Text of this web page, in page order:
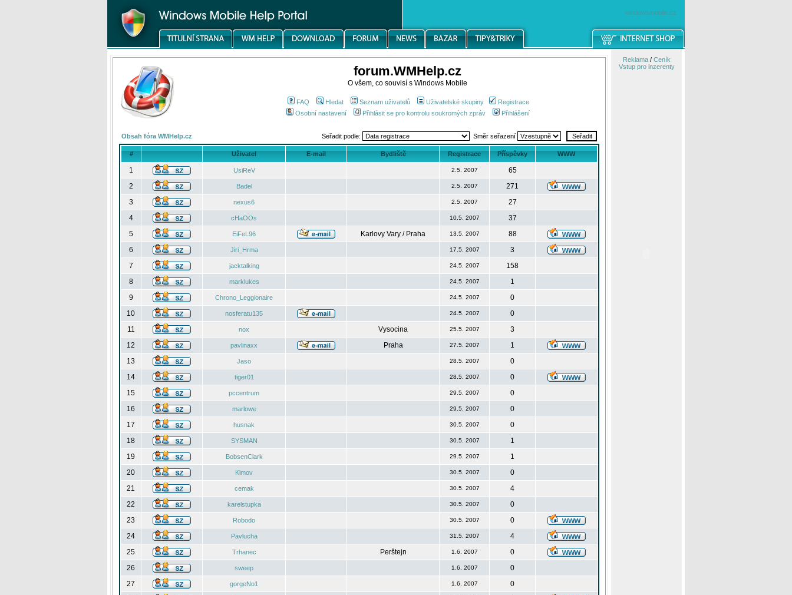
windowsmobile.cz
forum.WMHelp.cz
O všem, co souvisí s Windows Mobile
FAQ Hledat Seznam uživatelů Uživatelské skupiny
Registrace
Osobní nastavení
Přihlásit se pro kontrolu soukromých zpráv Přihlášení
Obsah fóra WMHelp.cz Seřadit podle: Směr seřazení
# Uživatel E-mail Bydliště Registrace Příspěvky WWW
1 UsiReV 2.5. 2007
65
2
Badel 2.5. 2007
271
3
nexus6 2.5. 2007
27
4
cHaOOs 10.5. 2007
37
5
EiFeL96 Karlovy Vary / Praha 13.5. 2007
88
6
Jiri_Hrma 17.5. 2007
3
7
jacktalking 24.5. 2007
158
8
marklukes 24.5. 2007
1
9
Chrono_Leggionaire 24.5. 2007
0
10
nosferatu135 24.5. 2007
0
11
nox Vysocina 25.5. 2007
3
12
pavlinaxx Praha 27.5. 2007
1
13
Jaso 28.5. 2007
0
14
tiger01 28.5. 2007
0
15
pccentrum 29.5. 2007
0
16
marlowe 29.5. 2007
0
17
husnak 30.5. 2007
0
18
SYSMAN 30.5. 2007
1
19
BobsenClark 29.5. 2007
1
20
Kimov 30.5. 2007
0
21
cemak 30.5. 2007
4
22
karelstupka 30.5. 2007
0
23
Robodo 30.5. 2007
0
24
Pavlucha 31.5. 2007
4
25
Trhanec Perštejn 1.6. 2007
0
26
sweep 1.6. 2007
0
27
gorgeNo1 1.6. 2007
0
Reklama/ Ceník
Vstup pro inzerenty